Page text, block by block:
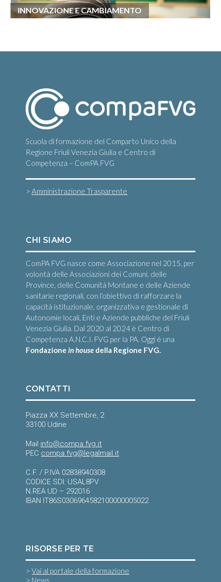
INNOVAZIONE E CAMBIAMENTO
Scuola di formazione del Comparto Unico della
Regione Friuli Venezia Giulia e Centro di
Competenza – ComPA FVG
>Amministrazione Trasparente
CHI SIAMO
ComPA FVG nasce come Associazione nel 2015, per
volontà delle Associazioni dei Comuni, delle
Province, delle Comunità Montane e delle Aziende
sanitarie regionali, con l’obiettivo di rafforzare la
capacità istituzionale, organizzativa e gestionale di
Autonomie locali, Enti e Aziende pubbliche del Friuli
Venezia Giulia. Dal 2020 al 2024 è Centro di
Competenza A.N.C.I. FVG per la PA. Oggi è una
Fondazionein house della Regione FVG.
CONTATTI
Piazza XX Settembre, 2
33100 Udine
Mail info@compa.fvg.it
PEC compa.fvg@legalmail.it
C.F. / P.IVA 02838940308
CODICE SDI: USAL8PV
N.REA UD – 292016
IBAN IT86S0306964582100000005022
RISORSE PER TE
>Vai al portale della formazione
> News